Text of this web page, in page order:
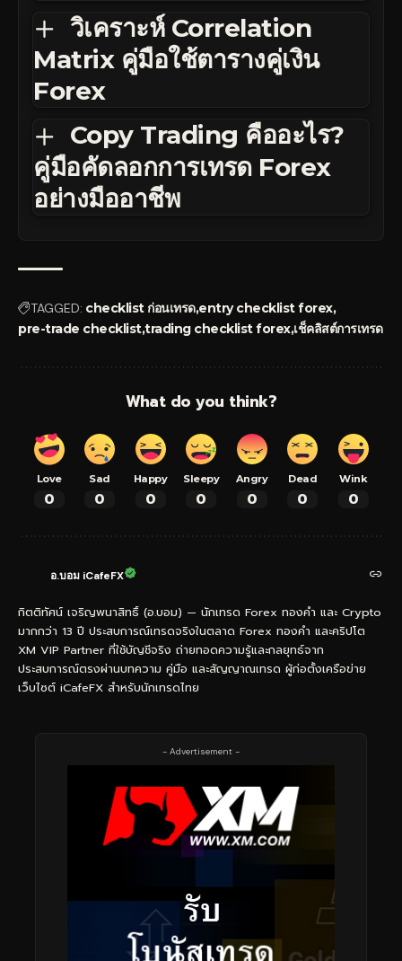
วิเคราะห์ Correlation
Matrix คู่มือใช้ตารางคู่เงิน
Forex
Copy Trading คืออะไร?
คู่มือคัดลอกการเทรด Forex
อย่างมืออาชีพ
TAGGED: checklist ก่อนเทรดentry checklist forex
pre-trade checklisttrading checklist forexเช็คลิสต์การเทรด
What do you think?
Love
0
Sad
0
Happy
0
Sleepy
0
Angry
0
Dead
0
Wink
0
อ.บอม iCafeFX
กิตติทัศน์ เจริญพนาสิทธิ์ (อ.บอม) — นักเทรด Forex ทองคำ และ Crypto
มากกว่า 13 ปี ประสบการณ์เทรดจริงในตลาด Forex ทองคำ และคริปโต
XM VIP Partner ที่ใช้บัญชีจริง ถ่ายทอดความรู้และกลยุทธ์จาก
ประสบการณ์ตรงผ่านบทความ คู่มือ และสัญญาณเทรด ผู้ก่อตั้งเครือข่าย
เว็บไซต์ iCafeFX สำหรับนักเทรดไทย
- Advertisement -